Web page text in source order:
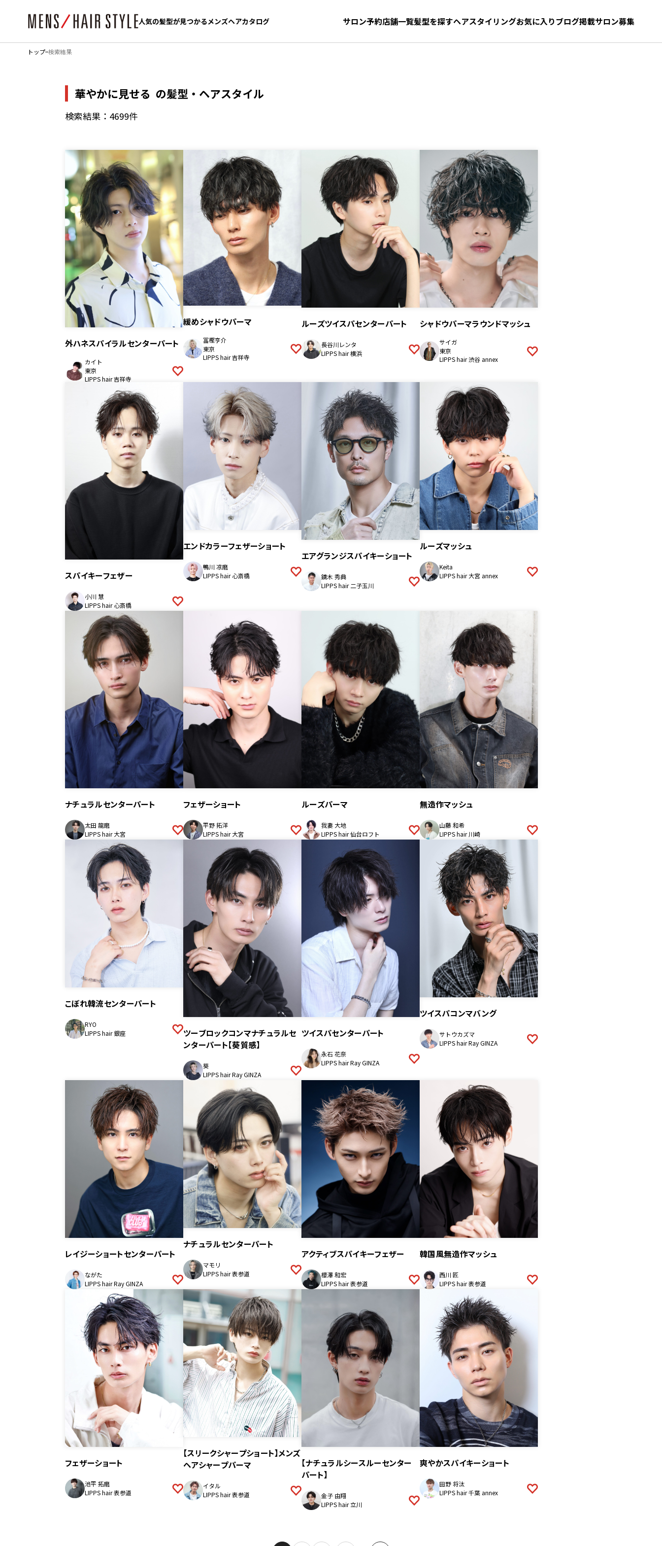
人気の髪型が見つかるメンズヘアカタログ サロン予約店舗一覧髪型を探すヘアスタイリングお気に入りブログ掲載サロン募集
人気の髪型が見つかるメンズヘアカタログ お気に入り 髪型をさがす
トップ 検索結果
華やかに見せる の髪型・ヘアスタイル
検索結果：4699件
外ハネスパイラルセンターパート
カイト
東京
LIPPS hair 吉祥寺
緩めシャドウパーマ
冨樫亨介
東京
LIPPS hair 吉祥寺
ルーズツイスパセンターパート
長谷川レンタ
LIPPS hair 横浜
シャドウパーマラウンドマッシュ
サイガ
東京
LIPPS hair 渋谷 annex
スパイキーフェザー
小川 慧
LIPPS hair 心斎橋
エンドカラーフェザーショート
鴨川 凉磨
LIPPS hair 心斎橋
エアグランジスパイキーショート
鏑木 秀典
LIPPS hair 二子玉川
ルーズマッシュ
Keita
LIPPS hair 大宮 annex
ナチュラルセンターパート
太田 龍磨
LIPPS hair 大宮
フェザーショート
平野 拓洋
LIPPS hair 大宮
ルーズパーマ
我妻 大地
LIPPS hair 仙台ロフト
無造作マッシュ
山藤 和希
LIPPS hair 川崎
こぼれ韓流センターパート
RYO
LIPPS hair 銀座
ツーブロックコンマナチュラルセ
ンターパート【葵質感】
葵
LIPPS hair Ray GINZA
ツイスパセンターパート
永石 花奈
LIPPS hair Ray GINZA
ツイスパコンマバング
サトウカズマ
LIPPS hair Ray GINZA
レイジーショートセンターパート
ながた
LIPPS hair Ray GINZA
ナチュラルセンターパート
マモリ
LIPPS hair 表参道
アクティブスパイキーフェザー
櫻澤 和宏
LIPPS hair 表参道
韓国風無造作マッシュ
西川 匠
LIPPS hair 表参道
フェザーショート
池平 拓磨
LIPPS hair 表参道
【スリークシャープショート】メンズ
ヘアシャープパーマ
イタル
LIPPS hair 表参道
【ナチュラルシースルーセンター
パート】
金子 由翔
LIPPS hair 立川
爽やかスパイキーショート
田野 将汰
LIPPS hair 千葉 annex